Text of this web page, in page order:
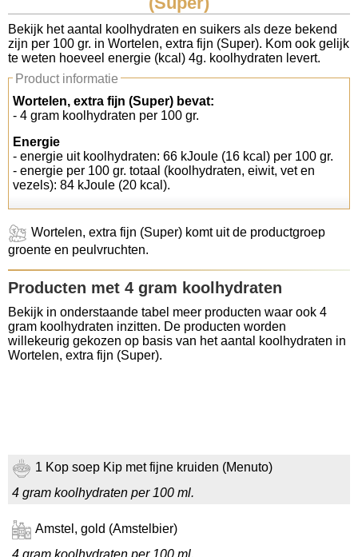
Koolhydraten tellen
Links
Bekijk het aantal koolhydraten en suikers als deze bekend
zijn per 100 gr. in Wortelen, extra fijn (Super). Kom ook gelijk
te weten hoeveel energie (kcal) 4g. koolhydraten levert.
Product informatie
Wortelen, extra fijn (Super) bevat:
- 4 gram koolhydraten per 100 gr.
Energie
- energie uit koolhydraten: 66 kJoule (16 kcal) per 100 gr.
- energie per 100 gr. totaal (koolhydraten, eiwit, vet en
vezels): 84 kJoule (20 kcal).
Wortelen, extra fijn (Super) komt uit de productgroep
groente en peulvruchten.
Producten met 4 gram koolhydraten
Bekijk in onderstaande tabel meer producten waar ook 4
gram koolhydraten inzitten. De producten worden
willekeurig gekozen op basis van het aantal koolhydraten in
Wortelen, extra fijn (Super).
1 Kop soep Kip met fijne kruiden (Menuto)
4 gram koolhydraten per 100 ml.
Amstel, gold (Amstelbier)
4 gram koolhydraten per 100 ml.